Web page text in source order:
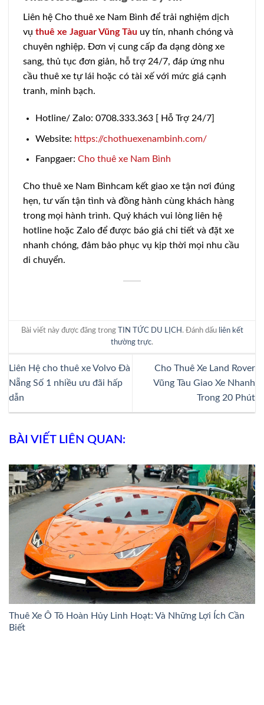
Liên hệ Cho thuê xe Nam Bình để trải nghiệm dịch
vụ thuê xe Jaguar Vũng Tàu uy tín, nhanh chóng và
chuyên nghiệp. Đơn vị cung cấp đa dạng dòng xe
sang, thủ tục đơn giản, hỗ trợ 24/7, đáp ứng nhu
cầu thuê xe tự lái hoặc có tài xế với mức giá cạnh
tranh, minh bạch.
Hotline/ Zalo: 0708.333.363 [ Hỗ Trợ 24/7]
Website: https://chothuexenambinh.com/
Fanpgaer: Cho thuê xe Nam Bình
Cho thuê xe Nam Bìnhcam kết giao xe tận nơi đúng
hẹn, tư vấn tận tình và đồng hành cùng khách hàng
trong mọi hành trình. Quý khách vui lòng liên hệ
hotline hoặc Zalo để được báo giá chi tiết và đặt xe
nhanh chóng, đảm bảo phục vụ kịp thời mọi nhu cầu
di chuyển.
Bài viết này được đăng trong TIN TỨC DU LỊCH . Đánh dấu liên kết
thường trực.
Liên Hệ cho thuê xe Volvo Đà
Nẵng Số 1 nhiều ưu đãi hấp
dẫn
Cho Thuê Xe Land Rover
Vũng Tàu Giao Xe Nhanh
Trong 20 Phút
BÀI VIẾT LIÊN QUAN:
Thuê Xe Ô Tô Hoàn Hủy Linh Hoạt: Và Những Lợi Ích Cần
Biết